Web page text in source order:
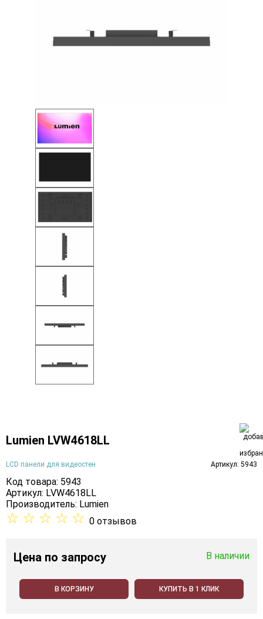
Lumien LVW4618LL
LCD панели для видеостен Артикул: 5943
Код товара: 5943
Артикул: LVW4618LL
Производитель: Lumien
☆ ☆ ☆ ☆ ☆ 0 отзывов
Цена по запросу В наличии
В КОРЗИНУ КУПИТЬ В 1 КЛИК